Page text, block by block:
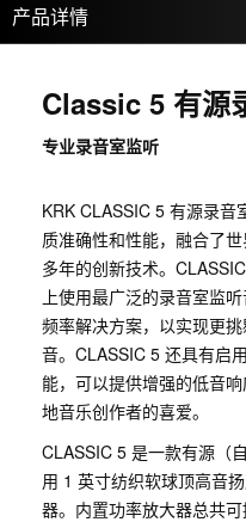
产品详情
Classic 5 有源
专业录音室监听
KRK CLASSIC 5 有源录
质准确性和性能，融合了
多年的创新技术。
上使用最广泛的录音室监
频率解决方案，以实现更
音。CLASSIC 5 还具有启
能，可以提供增强的低音
地音乐创作者的喜爱。
CLASSIC 5 是一款有源（
用 1 英寸纺织软球顶高音
器。内置功率放大器总共